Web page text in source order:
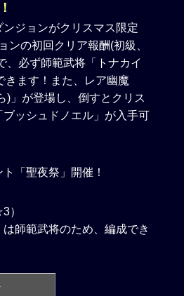
ジョンがクリスマス限定
ンの初回クリア報酬(初級、
、必ず師範武将「トナカイ
ます！また、レア幽魔
)」が登場し、倒すとクリス
ッシュドノエル」が入手可
師範武将のため、編成でき